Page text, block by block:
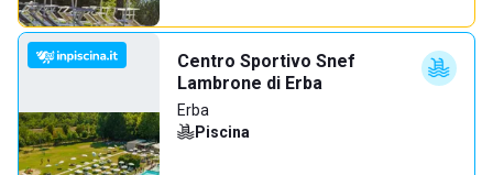
Centro Sportivo Snef
Lambrone di Erba
Erba
Piscina